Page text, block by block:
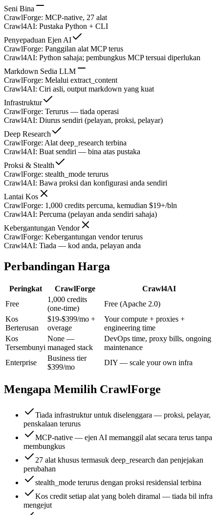
Seni Bina
CrawlForge: MCP-native, 27 alat
Crawl4AI: Pustaka Python + CLI
Penyepaduan Ejen AI
CrawlForge: Panggilan alat MCP terus
Crawl4AI: Python sahaja; pembungkus MCP tersuai diperlukan
Markdown Sedia LLM
CrawlForge: Melalui extract_content
Crawl4AI: Ciri asli, output markdown yang kuat
Infrastruktur
CrawlForge: Terurus — tiada operasi
Crawl4AI: Diurus sendiri (pelayan, proksi, pelayar)
Deep Research
CrawlForge: Alat deep_research terbina
Crawl4AI: Buat sendiri — bina atas pustaka
Proksi & Stealth
CrawlForge: stealth_mode terurus
Crawl4AI: Bawa proksi dan konfigurasi anda sendiri
Lantai Kos
CrawlForge: 1,000 credits percuma, kemudian $19+/bln
Crawl4AI: Percuma (pelayan anda sendiri sahaja)
Kebergantungan Vendor
CrawlForge: Kebergantungan vendor terurus
Crawl4AI: Tiada — kod anda, pelayan anda
Perbandingan Harga
Peringkat CrawlForge
Crawl4AI
Free
1,000 credits
(one-time)
Free (Apache 2.0)
Kos
Berterusan
$19-$399/mo +
overage
Your compute + proxies +
engineering time
Kos
Tersembunyi
None —
managed stack
DevOps time, proxy bills, ongoing
maintenance
Enterprise
Business tier
$399/mo
DIY — scale your own infra
Mengapa Memilih CrawlForge
Tiada infrastruktur untuk diselenggara — proksi, pelayar,
penskalaan terurus
MCP-native — ejen AI memanggil alat secara terus tanpa
membungkus
27 alat khusus termasuk deep_research dan penjejakan
perubahan
stealth_mode terurus dengan proksi residensial terbina
Kos credit setiap alat yang boleh diramal — tiada bil infra
mengejut